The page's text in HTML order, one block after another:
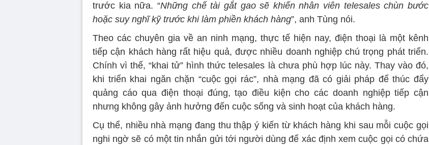
trước kia nữa. “Những chế tài gắt gao sẽ khiến nhân viên telesales chùn bước
hoặc suy nghĩ kỹ trước khi làm phiền khách hàng”, anh Tùng nói.
Theo các chuyên gia về an ninh mạng, thực tế hiện nay, điện thoại là một kênh
tiếp cận khách hàng rất hiệu quả, được nhiều doanh nghiệp chú trọng phát triển.
Chính vì thế, “khai tử” hình thức telesales là chưa phù hợp lúc này. Thay vào đó,
khi triển khai ngăn chặn “cuộc gọi rác”, nhà mạng đã có giải pháp để thúc đẩy
quảng cáo qua điện thoại đúng, tạo điều kiện cho các doanh nghiệp tiếp cận
nhưng không gây ảnh hưởng đến cuộc sống và sinh hoạt của khách hàng.
Cụ thể, nhiều nhà mạng đang thu thập ý kiến từ khách hàng khi sau mỗi cuộc gọi
nghi ngờ sẽ có một tin nhắn gửi tới người dùng để xác định xem cuộc gọi có chứa